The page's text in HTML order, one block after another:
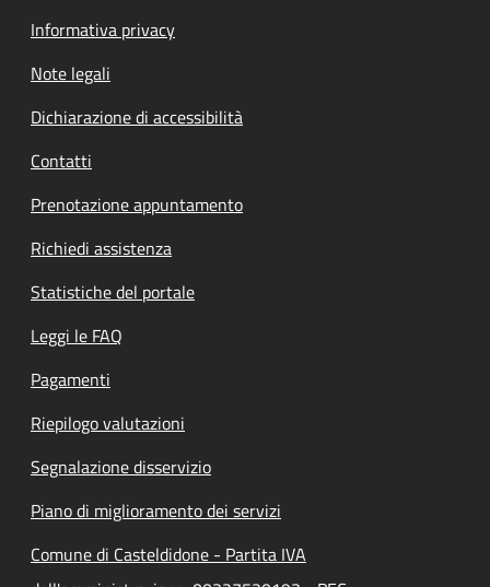
Informativa privacy
Note legali
Dichiarazione di accessibilità
Contatti
Prenotazione appuntamento
Richiedi assistenza
Statistiche del portale
Leggi le FAQ
Pagamenti
Riepilogo valutazioni
Segnalazione disservizio
Piano di miglioramento dei servizi
Comune di Casteldidone - Partita IVA